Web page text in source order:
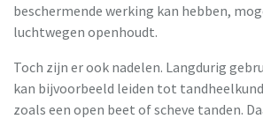
beschermende werking kan hebben,
luchtwegen openhoudt.
Toch zijn er ook nadelen. Langdurig
kan bijvoorbeeld leiden tot
zoals een open beet of scheve tanden.